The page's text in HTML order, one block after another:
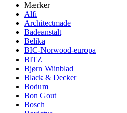
Mærker
Alfi
Architectmade
Badeanstalt
Belika
BIC-Norwood-europa
BITZ
Bjørn Wiinblad
Black & Decker
Bodum
Bon Gout
Bosch